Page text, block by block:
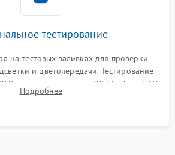
тестирование
на тестовых заливках для проверки
и цветопередачи. Тестирование
динамиков, модуля Wi-Fi и Smart TV
в течение нескольких часов.
Подробнее